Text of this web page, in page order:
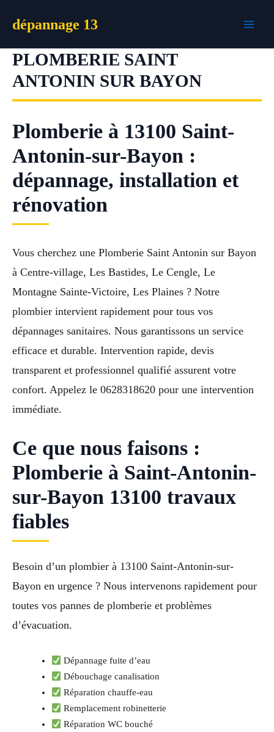
dépannage 13
PLOMBERIE SAINT
ANTONIN SUR BAYON
Plomberie à 13100 Saint-
Antonin-sur-Bayon :
dépannage, installation et
rénovation
Vous cherchez une Plomberie Saint Antonin sur Bayon
à Centre-village, Les Bastides, Le Cengle, Le
Montagne Sainte-Victoire, Les Plaines ? Notre
plombier intervient rapidement pour tous vos
dépannages sanitaires. Nous garantissons un service
efficace et durable. Intervention rapide, devis
transparent et professionnel qualifié assurent votre
confort. Appelez le 0628318620 pour une intervention
immédiate.
Ce que nous faisons :
Plomberie à Saint-Antonin-
sur-Bayon 13100 travaux
fiables
Besoin d’un plombier à 13100 Saint-Antonin-sur-
Bayon en urgence ? Nous intervenons rapidement pour
toutes vos pannes de plomberie et problèmes
d’évacuation.
Dépannage fuite d’eau
Débouchage canalisation
Réparation chauffe-eau
Remplacement robinetterie
Réparation WC bouché